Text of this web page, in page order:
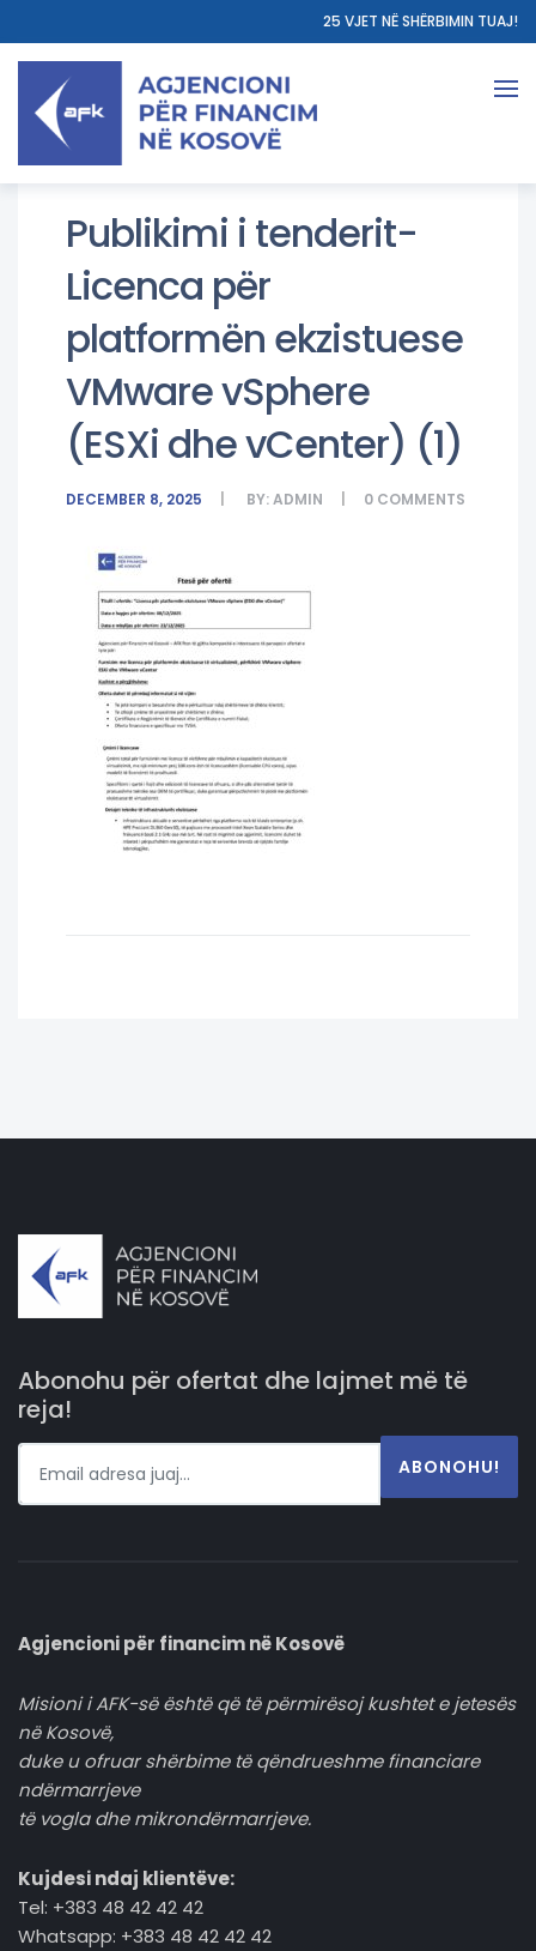
25 VJET NË SHËRBIMIN TUAJ!
Publikimi i tenderit-
Licenca për
platformën ekzistuese
VMware vSphere
(ESXi dhe vCenter) (1)
DECEMBER 8, 2025 BY:ADMIN 0 COMMENTS
Abonohu për ofertat dhe lajmet më të
reja!
ABONOHU!
Agjencioni për financim në Kosovë
Misioni i AFK-së është që të përmirësoj kushtet e jetesës
në Kosovë,
duke u ofruar shërbime të qëndrueshme financiare
ndërmarrjeve
të vogla dhe mikrondërmarrjeve.
Kujdesi ndaj klientëve:
Tel: +383 48 42 42 42
Whatsapp: +383 48 42 42 42